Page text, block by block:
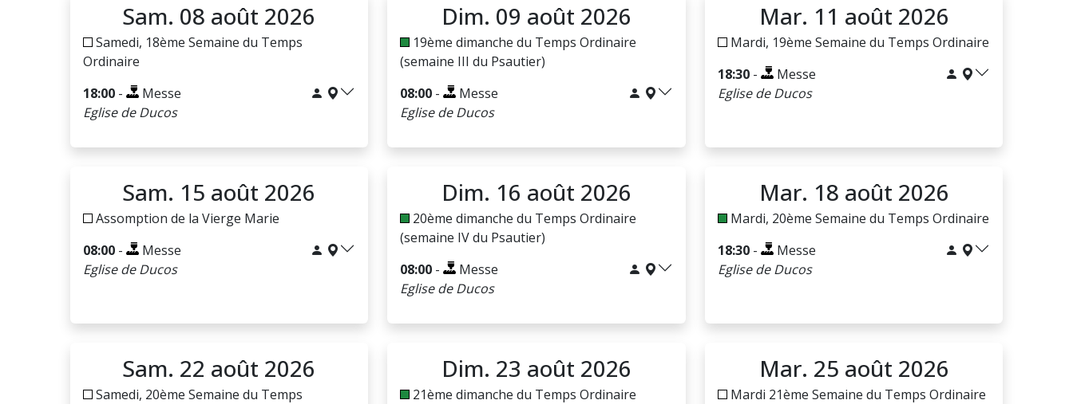
Sam. 08 août 2026
Samedi, 18ème Semaine du Temps
Ordinaire
18:00-
Messe
Eglise de Ducos
Dim. 09 août 2026
19ème dimanche du Temps Ordinaire
(semaine III du Psautier)
08:00 -
Messe
Eglise de Ducos
Mar. 11 août 2026
Mardi, 19ème Semaine du Temps Ordinaire
18:30-
Messe
Eglise de Ducos
Sam. 15 août 2026
Assomption de la Vierge Marie
08:00-
Messe
Eglise de Ducos
Dim. 16 août 2026
20ème dimanche du Temps Ordinaire
(semaine IV du Psautier)
08:00 -
Messe
Eglise de Ducos
Mar. 18 août 2026
Mardi, 20ème Semaine du Temps Ordinaire
18:30-
Messe
Eglise de Ducos
Sam. 22 août 2026
Samedi, 20ème Semaine du Temps
Dim. 23 août 2026
21ème dimanche du Temps Ordinaire
Mar. 25 août 2026
Mardi 21ème Semaine du Temps Ordinaire